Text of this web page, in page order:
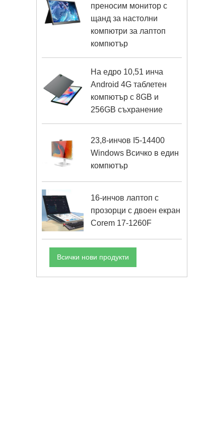
преносим монитор с
щанд за настолни
компютри за лаптоп
компютър
На едро 10,51 инча
Android 4G таблетен
компютър с 8GB и
256GB съхранение
23,8-инчов I5-14400
Windows Всичко в един
компютър
16-инчов лаптоп с
прозорци с двоен екран
Corem 17-1260F
Всички нови продукти